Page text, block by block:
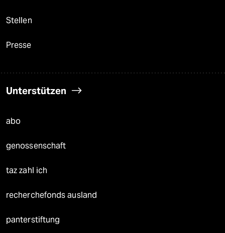
Stellen
Presse
Unterstützen
abo
genossenschaft
taz zahl ich
recherchefonds ausland
panterstiftung